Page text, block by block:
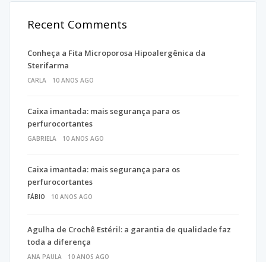
Recent Comments
Conheça a Fita Microporosa Hipoalergênica da
Sterifarma
CARLA 10 ANOS AGO
Caixa imantada: mais segurança para os
perfurocortantes
GABRIELA 10 ANOS AGO
Caixa imantada: mais segurança para os
perfurocortantes
FÁBIO 10 ANOS AGO
Agulha de Crochê Estéril: a garantia de qualidade faz
toda a diferença
ANA PAULA 10 ANOS AGO